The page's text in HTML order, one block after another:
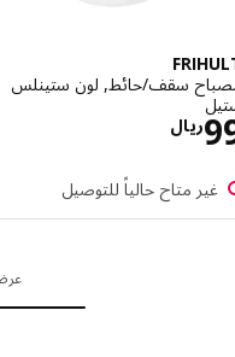
سقف/حائط, لون ستينلس
ريالالاسعار ريال 99
متاح حالياً للتوصيل
عرض 9 من 9 نتائج